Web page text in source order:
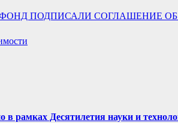
ПОДПИСАЛИ СОГЛАШЕНИЕ
рамках Десятилетия науки и